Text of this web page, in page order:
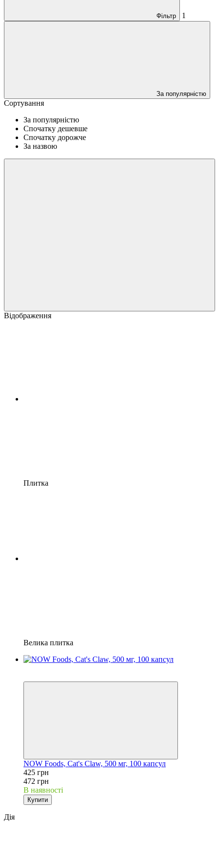
Фільтр 1
За популярністю
Сортування
За популярністю
Спочатку дешевше
Спочатку дорожче
За назвою
Відображення
Плитка
Велика плитка
NOW Foods, Cat's Claw, 500 мг, 100 капсул
425 грн
472 грн
В наявності
Купити
Дія